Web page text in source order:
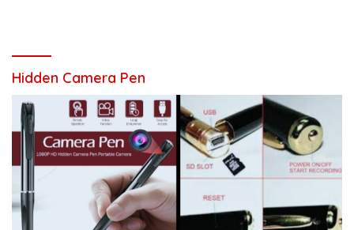
Hidden Camera Pen